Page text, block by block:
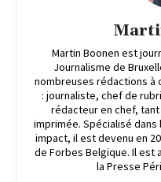
Martin Boonen est
Journalisme de
nombreuses rédactions à
: journaliste, chef de
rédacteur en chef,
imprimée. Spécialisé
impact, il est devenu en
de Forbes Belgique. Il est
la Presse